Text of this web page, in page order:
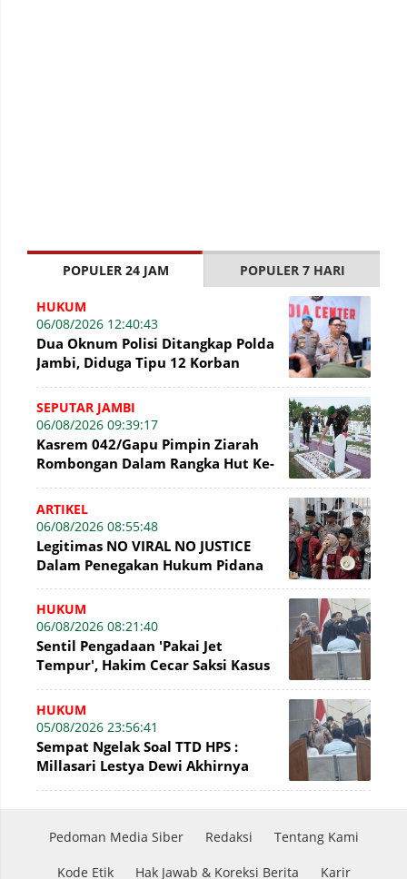
POPULER 24 JAM POPULER 7 HARI
HUKUM
06/08/2026 12:40:43
Dua Oknum Polisi Ditangkap Polda
Jambi, Diduga Tipu 12 Korban
SEPUTAR JAMBI
06/08/2026 09:39:17
Kasrem 042/Gapu Pimpin Ziarah
Rombongan Dalam Rangka Hut Ke-
ARTIKEL
06/08/2026 08:55:48
Legitimas NO VIRAL NO JUSTICE
Dalam Penegakan Hukum Pidana
HUKUM
06/08/2026 08:21:40
Sentil Pengadaan 'Pakai Jet
Tempur', Hakim Cecar Saksi Kasus
HUKUM
05/08/2026 23:56:41
Sempat Ngelak Soal TTD HPS :
Millasari Lestya Dewi Akhirnya
Pedoman Media Siber Redaksi Tentang Kami
Kode Etik Hak Jawab & Koreksi Berita Karir